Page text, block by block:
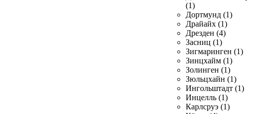
(1)
Дортмунд (1)
Драйайх (1)
Дрезден (4)
Засниц (1)
Зигмаринген (1)
Зинцхайм (1)
Золинген (1)
Зюльцхайн (1)
Ингольштадт (1)
Инцелль (1)
Карлсруэ (1)